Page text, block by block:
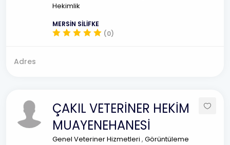
Hekimlik
MERSİN SİLİFKE
(0)
Adres
ÇAKIL VETERİNER HEKİM
MUAYENEHANESİ
Genel Veteriner Hizmetleri , Görüntüleme